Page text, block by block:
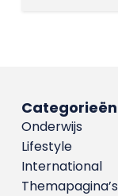
Categorieën
Onderwijs
Lifestyle
International
Themapagina’s